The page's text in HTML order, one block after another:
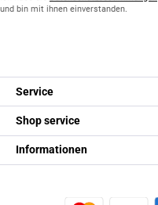
und bin mit ihnen einverstanden.
Service
Shop service
Informationen